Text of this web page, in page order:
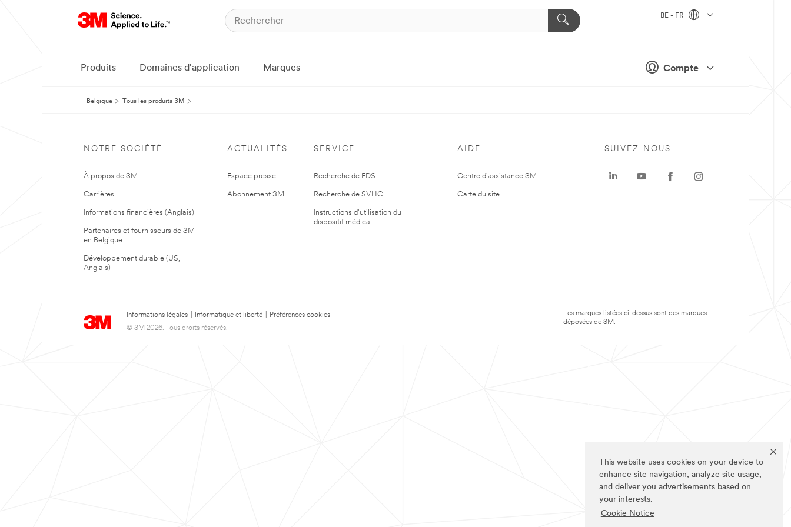
This website uses cookies on your device to
enhance site navigation, analyze site usage,
and deliver you advertisements based on
your interests.
Cookie Notice
Compte
BE - FR
Produits Domaines d'application Marques
Belgique Tous les produits 3M
NOTRE SOCIÉTÉ
À propos de 3M
Carrières
Informations financières (Anglais)
Partenaires et fournisseurs de 3M
en Belgique
Développement durable (US,
Anglais)
ACTUALITÉS
Espace presse
Abonnement 3M
SERVICE
Recherche de FDS
Recherche de SVHC
Instructions d'utilisation du
dispositif médical
AIDE
Centre d'assistance 3M
Carte du site
Informations légales Informatique et liberté
Préférences cookies
© 3M 2026. Tous droits réservés.
SUIVEZ-NOUS
Les marques listées ci-dessus sont des marques
déposées de 3M.